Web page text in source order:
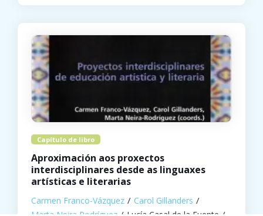
Capítulo de libro
Aproximación aos proxectos
interdisciplinares desde as linguaxes
artísticas e literarias
Carmen Franco-Vázquez
Carol Gillanders